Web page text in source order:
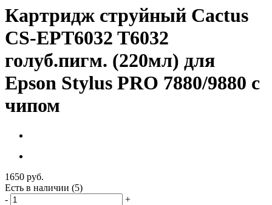
Картридж струйный Cactus
CS-EPT6032 T6032
голуб.пигм. (220мл) для
Epson Stylus PRO 7880/9880 с
чипом
1650 руб.
Есть в наличии (5)
-
+